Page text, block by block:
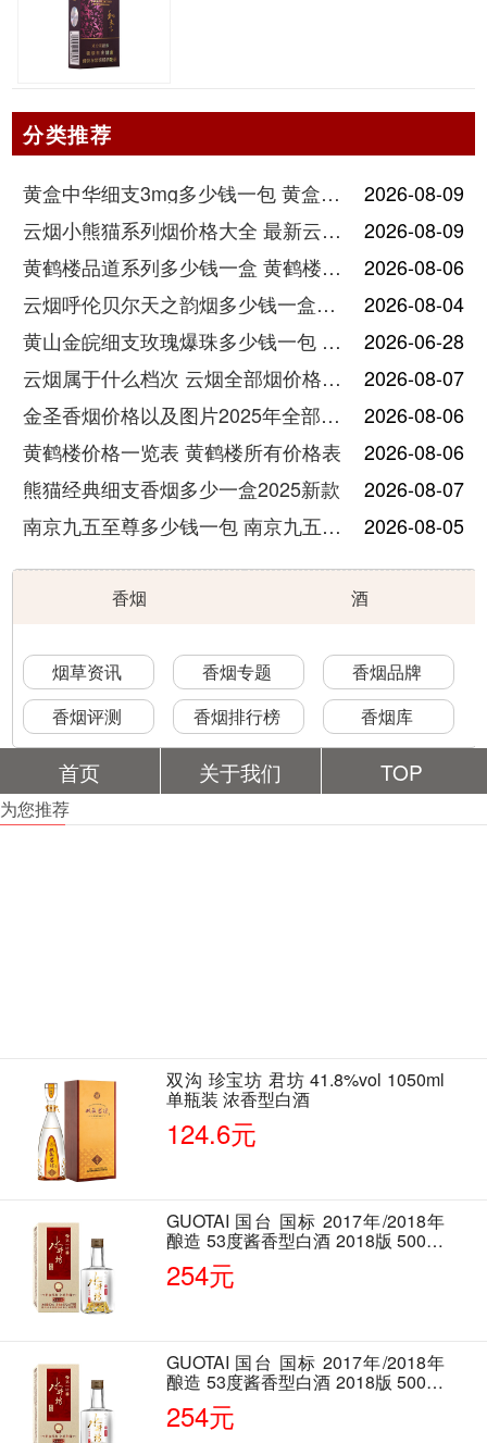
分类推荐
黄盒中华细支3mg多少钱一包 黄盒中华细支3mg香烟价格查询
2026-08-09
云烟小熊猫系列烟价格大全 最新云烟小熊猫图片报价
2026-08-09
黄鹤楼品道系列多少钱一盒 黄鹤楼品道系列香烟价格表图片
2026-08-06
云烟呼伦贝尔天之韵烟多少钱一盒中支价格
2026-08-04
黄山金皖细支玫瑰爆珠多少钱一包 黄山金皖细支玫瑰爆珠2025最新价格
2026-06-28
云烟属于什么档次 云烟全部烟价格表大全
2026-08-07
金圣香烟价格以及图片2025年全部价格
2026-08-06
黄鹤楼价格一览表 黄鹤楼所有价格表
2026-08-06
熊猫经典细支香烟多少一盒2025新款
2026-08-07
南京九五至尊多少钱一包 南京九五至尊价格及图片
2026-08-05
香烟 酒
烟草资讯 香烟专题
香烟品牌
香烟评测
香烟排行榜 香烟库
首页 关于我们 TOP
为您推荐
双沟 珍宝坊 君坊 41.8%vol 1050ml
单瓶装 浓香型白酒
124.6元
GUOTAI 国台 国标 2017年/2018年
酿造 53度酱香型白酒 2018版 500ml
单瓶装
254元
GUOTAI 国台 国标 2017年/2018年
酿造 53度酱香型白酒 2018版 500ml
单瓶装
254元